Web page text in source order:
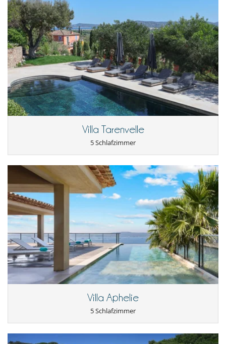
Für Ihren Komfort und Ihr Wohlbefinden
dekorativer Kamin
Klimaanlage im ganzen Haus
Kombiniertes Ess- und Wohnzimmer
Reverse cycle air conditioner
Kinder
Kinder willkommen
Rolladen für Swimmingpool
Küche und Ausstattung
Doppelkühlschrank
Eismaschine
Kaffeemaschine (Bohnen)
voll ausgestattete Küche
Unterhaltung, Wohlbefinden & Sport
Beheizter Außen-Swimmingpool
Bocciaplatz
Fernseher
Internetzugang (Wifi)
Karten- und Brettspiele
privater Tennisplatz
Sauna
Schwimmbecken-Sicherheitssystem
Volleyballplatz
Villa Tarenvelle
5 Schlafzimmer
Villa Aphelie
5 Schlafzimmer